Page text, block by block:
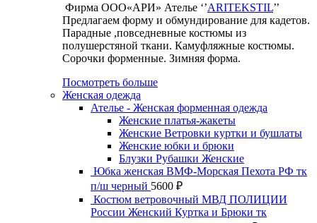
Фирма ООО«АРИ» Ателье ‘’ARITEKSTIL’’
Предлагаем форму и обмундирование для кадетов.
Парадные ,повседневные костюмы из
полушерстяной ткани. Камуфляжные костюмы.
Сорочки форменные. Зимняя форма.
Посмотреть больше
Женская одежда
Ателье - Женская форменная одежда
Женские платья-жакеты
Женские Ветровки куртки и бушлаты
Женские юбки и брюки
Блузки Рубашки Женские
Юбка женская ВМФ-Морская Пехота РФ тк
п/ш черный 5600 ₽
Костюм ветровочный МВД ПОЛИЦИИ
России Женский Куртка и Брюки тк